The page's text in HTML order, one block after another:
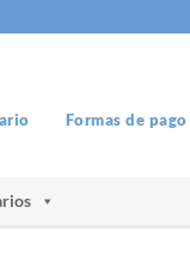
Formas de pago